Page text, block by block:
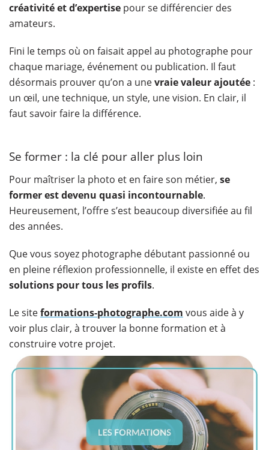
créativité et d’expertise pour se différencier des
amateurs.
Fini le temps où on faisait appel au photographe pour
chaque mariage, événement ou publication. Il faut
désormais prouver qu’on a unevraie valeur ajoutée :
un œil, une technique, un style, une vision. En clair, il
faut savoir faire la différence.
Se former : la clé pour aller plus loin
Pour maîtriser la photo et en faire son métier, se
former est devenu quasi incontournable.
Heureusement, l’offre s’est beaucoup diversifiée au fil
des années.
Que vous soyez photographe débutant passionné ou
en pleine réflexion professionnelle, il existe en effet des
solutions pour tous les profils.
Le siteformations-photographe.com vous aide à y
voir plus clair, à trouver la bonne formation et à
construire votre projet.